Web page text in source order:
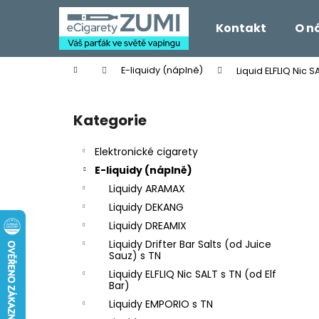
Kontakt O
Domů E-liquidy (náplně) Liquid ELFLIQ Nic
Přeskočit
kategorie
Kategorie
Elektronické cigarety
E-liquidy (náplně)
Liquidy ARAMAX
Liquidy DEKANG
Liquidy DREAMIX
Liquidy Drifter Bar Salts (od Juice
Sauz) s TN
Liquidy ELFLIQ Nic SALT s TN (od Elf
Bar)
Liquidy EMPORIO s TN
í
Zpět
do
Zpět
do